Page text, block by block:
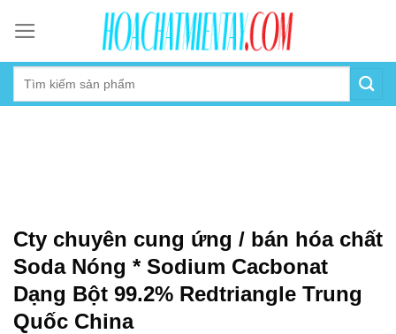
content
Cty chuyên cung ứng / bán hóa chất
Soda Nóng * Sodium Cacbonat
Dạng Bột 99.2% Redtriangle Trung
Quốc China